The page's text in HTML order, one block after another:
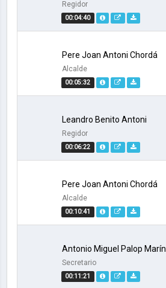
00:04:40
Regidor
00:05:32
Pere Joan Antoni Chordá
Alcalde
00:06:22
Leandro Benito Antoni
Regidor
00:10:41
Pere Joan Antoni Chordá
Alcalde
00:11:21
Antonio Miguel Palop Marín
Secretario